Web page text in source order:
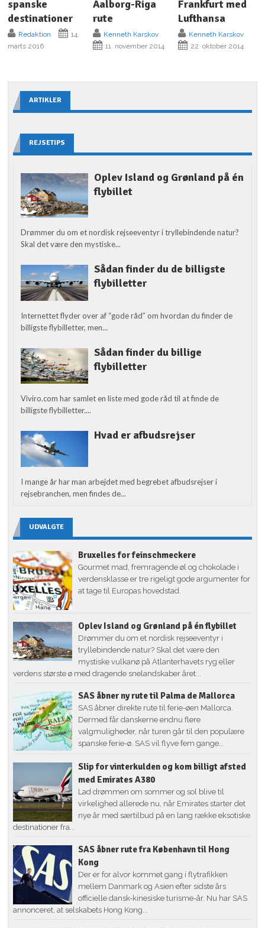
spanske
destinationer
Redaktion
14.
marts 2016
Aalborg-Riga
rute
Kenneth Karskov
11. november 2014
Frankfurt med
Lufthansa
Kenneth Karskov
22. oktober 2014
ARTIKLER
REJSETIPS
Oplev Island og Grønland på én
flybillet
Drømmer du om et nordisk rejseeventyr i tryllebindende natur?
Skal det være den mystiske...
Sådan finder du de billigste
flybilletter
Internettet flyder over af “gode råd” om hvordan du finder de
billigste flybilletter, men...
Sådan finder du billige
flybilletter
Viviro.com har samlet en liste med gode råd til at finde de
billigste flybilletter....
Hvad er afbudsrejser
I mange år har man arbejdet med begrebet afbudsrejser i
rejsebranchen, men findes de...
UDVALGTE
Bruxelles for feinschmeckere
Gourmet mad, fremragende øl og chokolade i
verdensklasse er tre rigeligt gode argumenter for
at tage til Europas hovedstad.
Oplev Island og Grønland på én flybillet
Drømmer du om et nordisk rejseeventyr i
tryllebindende natur? Skal det være den
mystiske vulkanø på Atlanterhavets ryg eller
verdens største ø med dragende snelandskaber året...
SAS åbner ny rute til Palma de Mallorca
SAS åbner direkte rute til ferie-øen Mallorca.
Dermed får danskerne endnu flere
valgmuligheder, når turen går til den populære
spanske ferie-ø. SAS vil flyve fem gange...
Slip for vinterkulden og kom billigt afsted
med Emirates A380
Lad drømmen om sommer og sol blive til
virkelighed allerede nu, når Emirates starter det
nye år med særtilbud på en lang række eksotiske
destinationer fra...
SAS åbner rute fra København til Hong
Kong
Der er for alvor kommet gang i flytrafikken
mellem Danmark og Asien efter sidste års
officielle dansk-kinesiske turisme-år. Nu har SAS
annonceret, at selskabets Hong Kong...